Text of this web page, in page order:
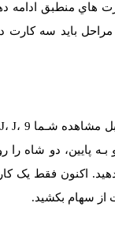
هاي‌ منطبق ادامه
مراحل باید سه
پایین، دو شاه را
اکنون فقط یک
از سهام بکشید.